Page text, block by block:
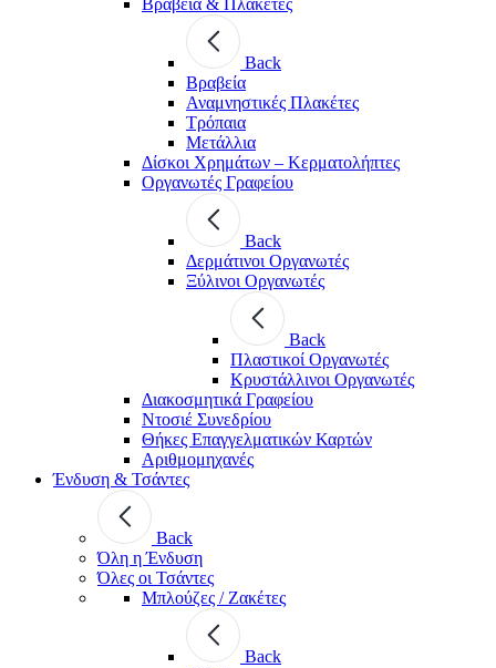
Back
Βραβεία
Αναμνηστικές Πλακέτες
Τρόπαια
Μετάλλια
Δίσκοι Χρημάτων – Κερματολήπτες
Οργανωτές Γραφείου
Back
Δερμάτινοι Οργανωτές
Ξύλινοι Οργανωτές
Back
Πλαστικοί Οργανωτές
Κρυστάλλινοι Οργανωτές
Διακοσμητικά Γραφείου
Ντοσιέ Συνεδρίου
Θήκες Επαγγελματικών Καρτών
Αριθμομηχανές
Ένδυση & Τσάντες
Back
Όλη η Ένδυση
Όλες οι Τσάντες
Μπλούζες / Ζακέτες
Back